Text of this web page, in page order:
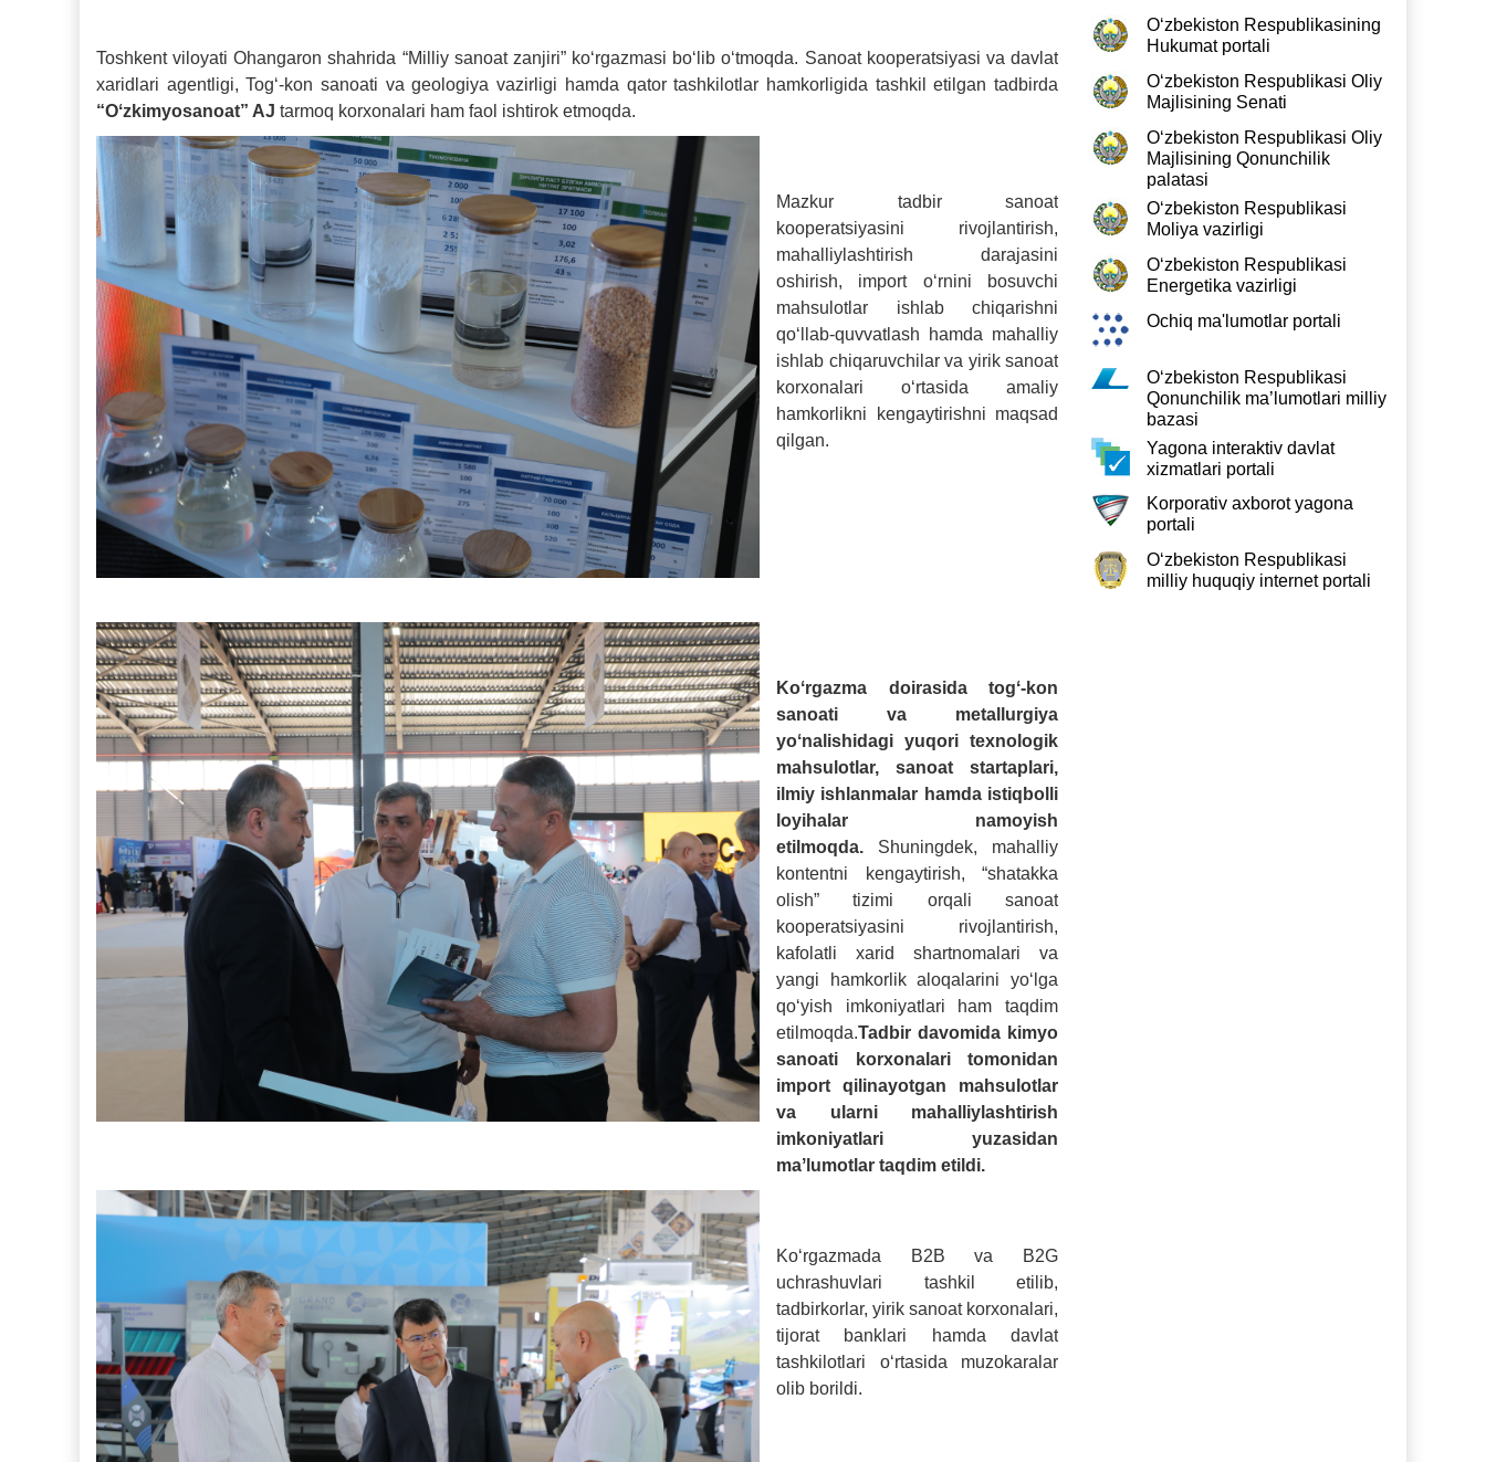
Toshkent viloyati Ohangaron shahrida “Milliy sanoat zanjiri” koʻrgazmasi boʻlib oʻtmoqda. Sanoat kooperatsiyasi va davlat
xaridlari agentligi, Togʻ-kon sanoati va geologiya vazirligi hamda qator tashkilotlar hamkorligida tashkil etilgan tadbirda
“Oʻzkimyosanoat” AJ tarmoq korxonalari ham faol ishtirok etmoqda.
Mazkur tadbir sanoat
kooperatsiyasini rivojlantirish,
mahalliylashtirish darajasini
oshirish, import oʻrnini bosuvchi
mahsulotlar ishlab chiqarishni
qoʻllab-quvvatlash hamda mahalliy
ishlab chiqaruvchilar va yirik sanoat
korxonalari oʻrtasida amaliy
hamkorlikni kengaytirishni maqsad
qilgan.
Koʻrgazma doirasida togʻ-kon
sanoati va metallurgiya
yoʻnalishidagi yuqori texnologik
mahsulotlar, sanoat startaplari,
ilmiy ishlanmalar hamda istiqbolli
loyihalar namoyish
etilmoqda. Shuningdek, mahalliy
kontentni kengaytirish, “shatakka
olish” tizimi orqali sanoat
kooperatsiyasini rivojlantirish,
kafolatli xarid shartnomalari va
yangi hamkorlik aloqalarini yoʻlga
qoʻyish imkoniyatlari ham taqdim
etilmoqda.Tadbir davomida kimyo
sanoati korxonalari tomonidan
import qilinayotgan mahsulotlar
va ularni mahalliylashtirish
imkoniyatlari yuzasidan
maʼlumotlar taqdim etildi.
Koʻrgazmada B2B va B2G
uchrashuvlari tashkil etilib,
tadbirkorlar, yirik sanoat korxonalari,
tijorat banklari hamda davlat
tashkilotlari oʻrtasida muzokaralar
olib borildi.
O‘zbekiston Respublikasining
Hukumat portali
O‘zbekiston Respublikasi Oliy
Majlisining Senati
O‘zbekiston Respublikasi Oliy
Majlisining Qonunchilik
palatasi
O‘zbekiston Respublikasi
Moliya vazirligi
O‘zbekiston Respublikasi
Energetika vazirligi
Ochiq ma'lumotlar portali
O‘zbekiston Respublikasi
Qonunchilik ma’lumotlari milliy
bazasi
Yagona interaktiv davlat
xizmatlari portali
Korporativ axborot yagona
portali
O‘zbekiston Respublikasi
milliy huquqiy internet portali